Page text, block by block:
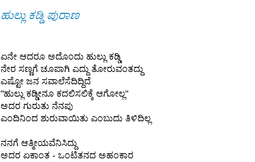
ಹುಲ್ಲು ಕಡ್ಡಿ ಪುರಾಣ
ಏನೇ ಆದರೂ ಅದೊಂದು ಹುಲ್ಲು ಕಡ್ಡಿ
ನೇರ ಸಣ್ಣಗೆ ಚೂಪಾಗಿ ಎದ್ದು ತೋರುವಂತದ್ದು
ಎಷ್ಟೋ ಜನ ಸವಾಲೆಸೆದಿದ್ದಿದೆ
"ಹುಲ್ಲು ಕಡ್ಡೀನೂ ಕದಲಿಸಲಿಕ್ಕೆ ಆಗೋಲ್ಲ"
ಅದರ ಗುರುತು ನೆನಪು
ಎಂದಿನಿಂದ ಶುರುವಾಯಿತು ಎಂಬುದು ತಿಳಿದಿಲ್ಲ
ನನಗೆ ಆತ್ಮೀಯವೆನಿಸಿದ್ದು
ಅದರ ಏಕಾಂತ - ಒಂಟಿತನದ ಅಹಂಕಾರ